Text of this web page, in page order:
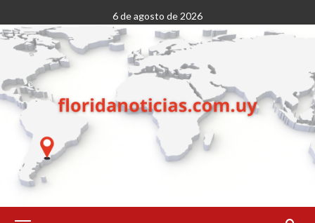
al
contenido
6 de agosto de 2026